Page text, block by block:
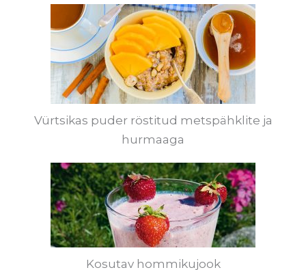
Vürtsikas puder röstitud metspähklite ja
hurmaaga
Kosutav hommikujook